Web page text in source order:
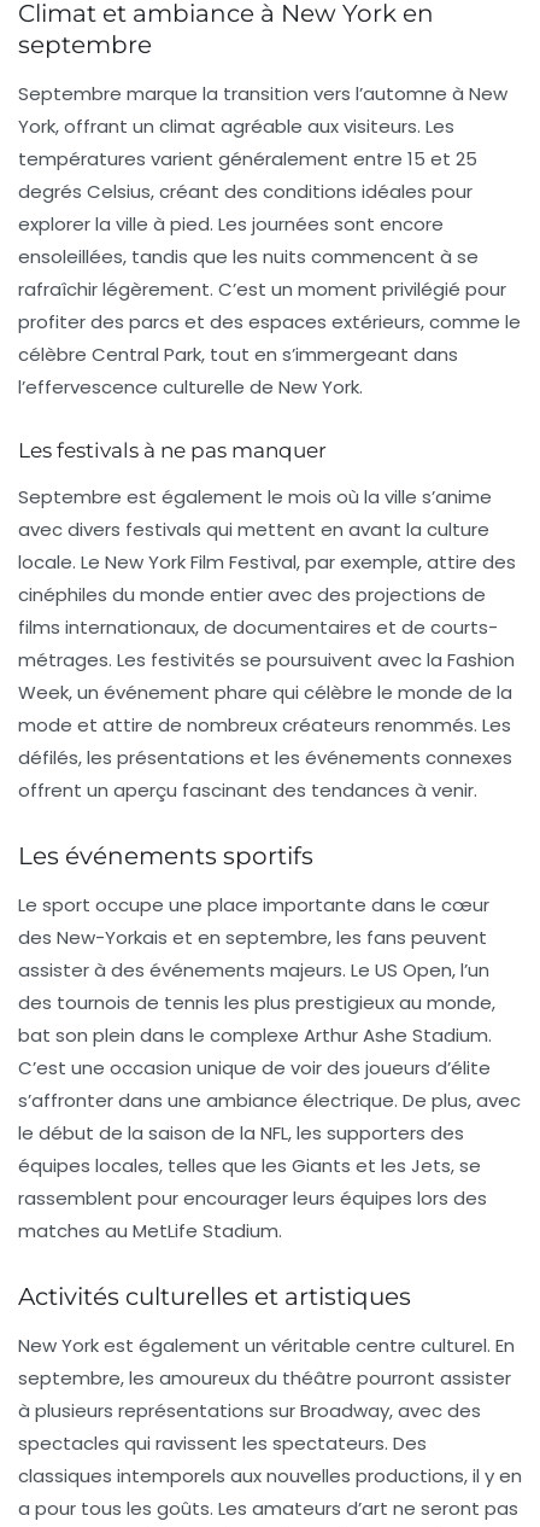
Climat et ambiance à New York en
septembre
Septembre marque la transition vers l’automne à New
York, offrant un climat agréable aux visiteurs. Les
températures varient généralement entre 15 et 25
degrés Celsius, créant des conditions idéales pour
explorer la ville à pied. Les journées sont encore
ensoleillées, tandis que les nuits commencent à se
rafraîchir légèrement. C’est un moment privilégié pour
profiter des parcs et des espaces extérieurs, comme le
célèbre Central Park, tout en s’immergeant dans
l’effervescence culturelle de New York.
Les festivals à ne pas manquer
Septembre est également le mois où la ville s’anime
avec divers festivals qui mettent en avant la culture
locale. Le New York Film Festival, par exemple, attire des
cinéphiles du monde entier avec des projections de
films internationaux, de documentaires et de courts-
métrages. Les festivités se poursuivent avec la Fashion
Week, un événement phare qui célèbre le monde de la
mode et attire de nombreux créateurs renommés. Les
défilés, les présentations et les événements connexes
offrent un aperçu fascinant des tendances à venir.
Les événements sportifs
Le sport occupe une place importante dans le cœur
des New-Yorkais et en septembre, les fans peuvent
assister à des événements majeurs. Le US Open, l’un
des tournois de tennis les plus prestigieux au monde,
bat son plein dans le complexe Arthur Ashe Stadium.
C’est une occasion unique de voir des joueurs d’élite
s’affronter dans une ambiance électrique. De plus, avec
le début de la saison de la NFL, les supporters des
équipes locales, telles que les Giants et les Jets, se
rassemblent pour encourager leurs équipes lors des
matches au MetLife Stadium.
Activités culturelles et artistiques
New York est également un véritable centre culturel. En
septembre, les amoureux du théâtre pourront assister
à plusieurs représentations surBroadway, avec des
spectacles qui ravissent les spectateurs. Des
classiques intemporels aux nouvelles productions, il y en
a pour tous les goûts. Les amateurs d’art ne seront pas